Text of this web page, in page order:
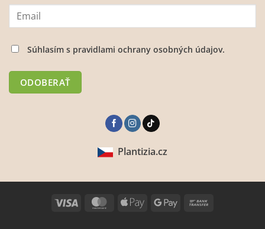
Súhlasím s pravidlami ochrany osobných údajov.
Plantizia.cz
Visa MasterCard
Apple
Google